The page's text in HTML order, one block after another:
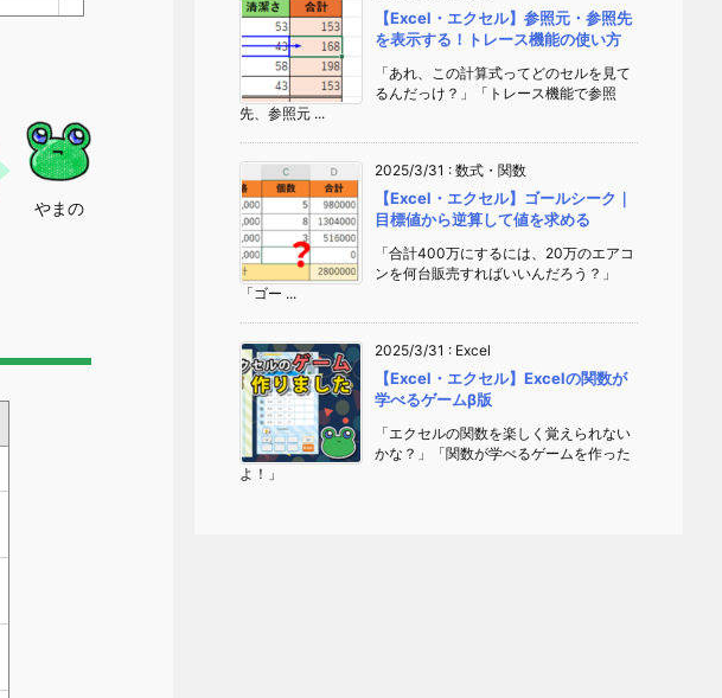
やまの
【Excel・エクセル】参照元・参照先
を表示する！トレース機能の使い方
「あれ、この計算式ってどのセルを見て
るんだっけ？」「トレース機能で参照
先、参照元 ...
2025/3/31 : 数式・関数
【Excel・エクセル】ゴールシーク｜
目標値から逆算して値を求める
「合計400万にするには、20万のエアコ
ンを何台販売すればいいんだろう？」
「ゴー ...
2025/3/31 : Excel
【Excel・エクセル】Excelの関数が
学べるゲームβ版
「エクセルの関数を楽しく覚えられない
かな？」「関数が学べるゲームを作った
よ！」